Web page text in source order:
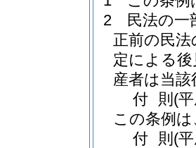
2
民法の一
正前の民
定による
産者は当
付 則 (
この条例
付 則 (